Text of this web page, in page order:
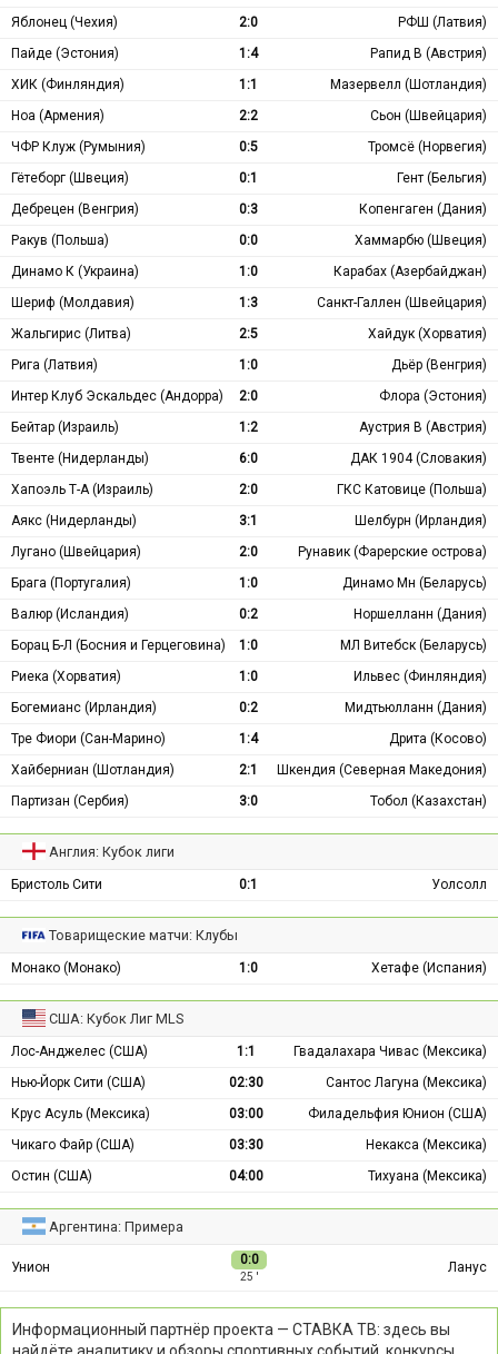
Яблонец (Чехия)
2:0
РФШ (Латвия)
Пайде (Эстония)
1:4
Рапид В (Австрия)
ХИК (Финляндия)
1:1
Мазервелл (Шотландия)
Ноа (Армения)
2:2
Сьон (Швейцария)
ЧФР Клуж (Румыния)
0:5
Тромсё (Норвегия)
Гётеборг (Швеция)
0:1
Гент (Бельгия)
Дебрецен (Венгрия)
0:3
Копенгаген (Дания)
Ракув (Польша)
0:0
Хаммарбю (Швеция)
Динамо К (Украина)
1:0
Карабах (Азербайджан)
Шериф (Молдавия)
1:3
Санкт-Галлен (Швейцария)
Жальгирис (Литва)
2:5
Хайдук (Хорватия)
Рига (Латвия)
1:0
Дьёр (Венгрия)
Интер Клуб Эскальдес (Андорра)
2:0
Флора (Эстония)
Бейтар (Израиль)
1:2
Аустрия В (Австрия)
Твенте (Нидерланды)
6:0
ДАК 1904 (Словакия)
Хапоэль Т-А (Израиль)
2:0
ГКС Катовице (Польша)
Аякс (Нидерланды)
3:1
Шелбурн (Ирландия)
Лугано (Швейцария)
2:0
Рунавик (Фарерские острова)
Брага (Португалия)
1:0
Динамо Мн (Беларусь)
Валюр (Исландия)
0:2
Норшелланн (Дания)
Борац Б-Л (Босния и Герцеговина)
1:0
МЛ Витебск (Беларусь)
Риека (Хорватия)
1:0
Ильвес (Финляндия)
Богемианс (Ирландия)
0:2
Мидтьюлланн (Дания)
Тре Фиори (Сан-Марино)
1:4
Дрита (Косово)
Хайберниан (Шотландия)
2:1
Шкендия (Северная Македония)
Партизан (Сербия)
3:0 Тобол (Казахстан)
Англия: Кубок лиги
Бристоль Сити 0:1 Уолсолл
Товарищеские матчи: Клубы
Монако (Монако) 1:0 Хетафе (Испания)
США: Кубок Лиг MLS
Лос-Анджелес (США) 1:1
Гвадалахара Чивас (Мексика)
Нью-Йорк Сити (США)
02:30
Сантос Лагуна (Мексика)
Крус Асуль (Мексика)
03:00
Филадельфия Юнион (США)
Чикаго Файр (США)
03:30
Некакса (Мексика)
Остин (США)
04:00 Тихуана (Мексика)
Аргентина: Примера
Унион 0:0
25 ′
Ланус
Информационный партнёр проекта — СТАВКА ТВ: здесь вы